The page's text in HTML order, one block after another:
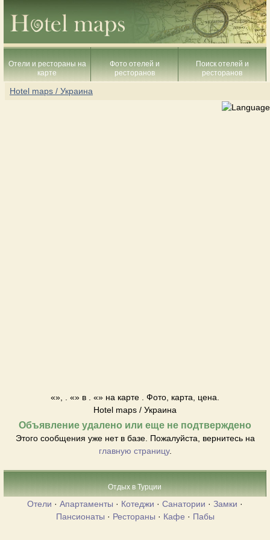
Отели и рестораны на
карте
Фото отелей и
ресторанов
Поиск отелей и
ресторанов
Hotel maps / Украина
«», . «» в . «» на карте . Фото, карта, цена.
Hotel maps / Украина
Объявление удалено или еще не подтверждено
Этого сообщения уже нет в базе. Пожалуйста, вернитесь на
главную страницу.
Отдых в Турции
Отели · Апартаменты · Котеджи · Санатории · Замки ·
Пансионаты · Рестораны · Кафе · Пабы